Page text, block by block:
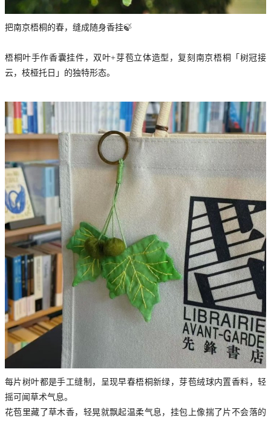
把南京梧桐的春，缝成随身香挂🍃
梧桐叶手作香囊挂件，双叶+芽苞立体造型，复刻南京梧桐「树冠接
云，枝桠托日」的独特形态。
每片树叶都是手工缝制，呈现早春梧桐新绿，芽苞绒球内置香料，轻
摇可闻草术气息。
花苞里藏了草木香，轻晃就飘起温柔气息，挂包上像揣了片不会落的